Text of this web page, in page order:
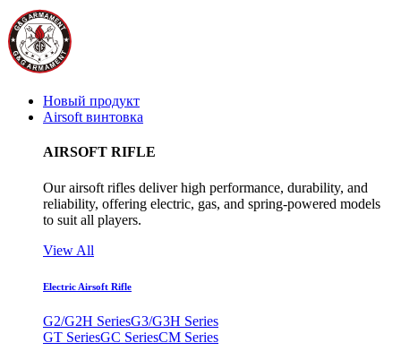
Новый продукт
Airsoft винтовка
AIRSOFT RIFLE
Our airsoft rifles deliver high performance, durability, and
reliability, offering electric, gas, and spring-powered models
to suit all players.
View All
Electric Airsoft Rifle
G2/G2H SeriesG3/G3H Series
GT SeriesGC SeriesCM Series